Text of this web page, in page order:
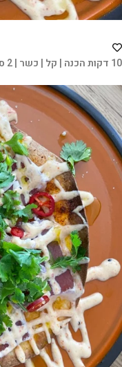
10 דקות הכנה | קל | כשר | 2 סועדים